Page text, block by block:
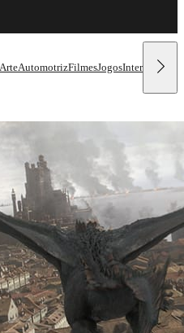
ArteAutomotrizFilmesJogosInterior